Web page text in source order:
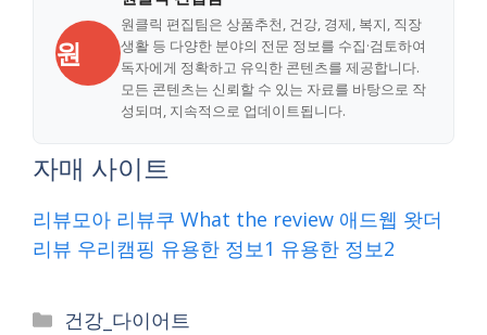
원
원클릭 편집팀은 상품추천, 건강, 경제, 복지, 직장
생활 등 다양한 분야의 전문 정보를 수집·검토하여
독자에게 정확하고 유익한 콘텐츠를 제공합니다.
모든 콘텐츠는 신뢰할 수 있는 자료를 바탕으로 작
성되며, 지속적으로 업데이트됩니다.
자매 사이트
리뷰모아 리뷰쿠 What the review 애드웹 왓더
리뷰 우리캠핑 유용한 정보1 유용한 정보2
Categories
건강_다이어트